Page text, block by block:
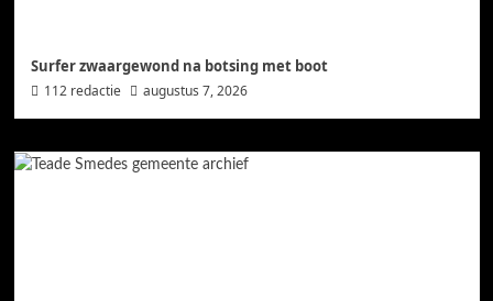
Surfer zwaargewond na botsing met boot
112 redactie augustus 7, 2026